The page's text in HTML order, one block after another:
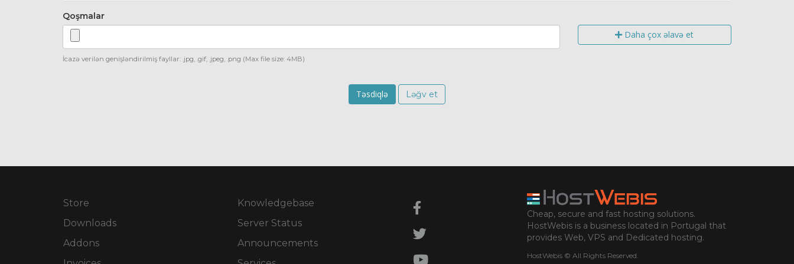
Qoşmalar
Daha çox əlavə et
İcazə verilən genişləndirilmiş fayllar: .jpg, .gif, .jpeg, .png (Max file size: 4MB)
Ləğv et
Store
Downloads
Addons
Knowledgebase
Server Status
Announcements
Cheap, secure and fast hosting solutions.
HostWebis is a business located in Portugal that
provides Web, VPS and Dedicated hosting.
HostWebis © All Rights Reserved.